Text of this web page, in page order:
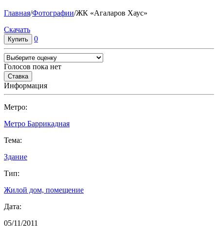
Главная/Фотографии/ЖК «Агаларов Хаус»
Cкачать
0
Голосов пока нет
Информация
Метро:
Метро Баррикадная
Тема:
Здание
Тип:
Жилой дом, помещение
Дата:
05/11/2011